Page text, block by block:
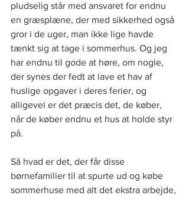
pludselig står med ansvaret for endnu
en græsplæne, der med sikkerhed også
gror i de uger, man ikke lige havde
tænkt sig at tage i sommerhus. Og jeg
har endnu til gode at høre, om nogle,
der synes der fedt at lave et hav af
huslige opgaver i deres ferier, og
alligevel er det præcis det, de køber,
når de køber endnu et hus at holde styr
på.
Så hvad er det, der får disse
børnefamilier til at spurte ud og købe
sommerhuse med alt det ekstra arbejde,